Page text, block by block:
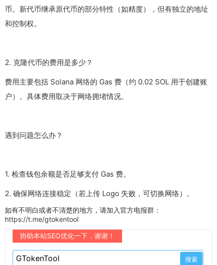
币。新代币继承原代币的部分特性（如精度），但有独立的地址
和控制权。
2. 克隆代币的费用是多少？
费用主要包括 Solana 网络的 Gas 费（约 0.02 SOL 用于创建账
户）。具体费用取决于网络拥堵情况。
遇到问题怎么办？
1. 检查钱包余额是否足够支付 Gas 费。
2. 确保网络连接稳定（若上传 Logo 失败，可切换网络）。
如有不明白或者不清楚的地方，请加入官方电报群：
https://t.me/gtokentool
协助本站SEO优化一下，谢谢！